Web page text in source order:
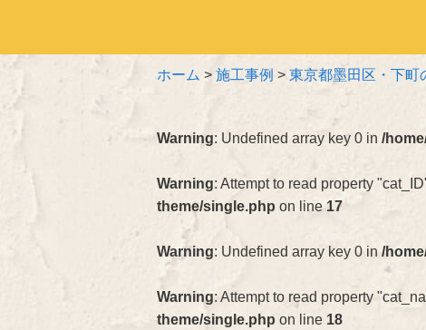
ホーム >施工事例 >東京都墨田区・下町
Warning: Undefined array key 0 in/
Warning: Attempt to read property
theme/single.php on line 17
Warning: Undefined array key 0 in/
Warning: Attempt to read property
theme/single.php on line 18